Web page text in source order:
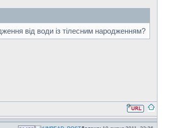
від води із тілесним народженням?